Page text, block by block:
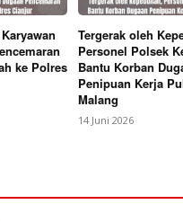
ke Polres
Tergerak oleh
Personel Polsek
Bantu Korban
Penipuan Kerja
Malang
14 Juni 2026